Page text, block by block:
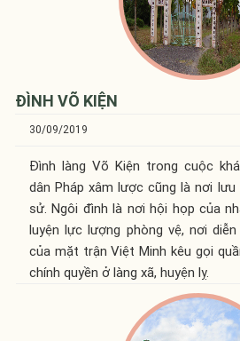
ĐÌNH VÕ KIỆN
30/09/2019
Đình làng Võ Kiện trong cuộc
dân Pháp xâm lược cũng là nơi lưu
sử. Ngôi đình là nơi hội họp của
luyện lực lượng phòng vệ, nơi
của mặt trận Việt Minh kêu gọi
chính quyền ở làng xã, huyện lỵ.